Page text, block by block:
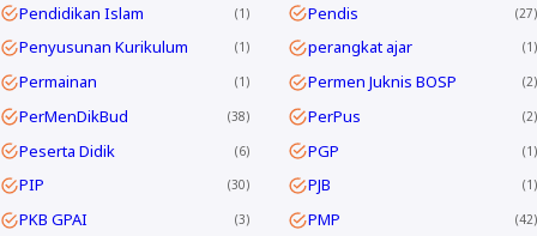
Pendidikan Islam 1 Pendis 27
Penyusunan Kurikulum 1 perangkat ajar 1
Permainan 1 Permen Juknis BOSP 2
PerMenDikBud 38 PerPus 2
Peserta Didik 6 PGP 1
PIP 30 PJB 1
PKB GPAI 3 PMP 42